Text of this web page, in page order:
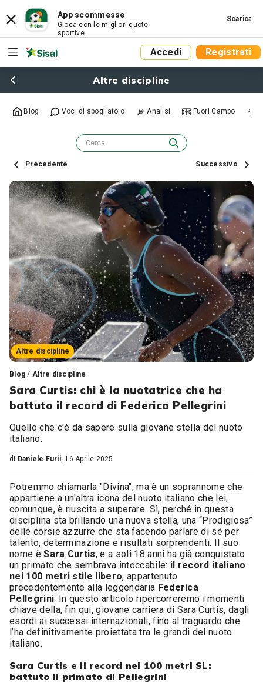
App scommesse
Gioca con le migliori quote
sportive.
Scarica
Accedi Registrati
Altre discipline
Blog Voci di spogliatoio Analisi Fuori Campo
Precedente Successivo
Altre discipline
Blog / Altre discipline
Sara Curtis: chi è la nuotatrice che ha
battuto il record di Federica Pellegrini
Quello che c'è da sapere sulla giovane stella del nuoto
italiano.
di Daniele Furii, 16 Aprile 2025
Potremmo chiamarla "Divina", ma è un soprannome che
appartiene a un'altra icona del nuoto italiano che lei,
comunque, è riuscita a superare. Sì, perché in questa
disciplina sta brillando una nuova stella, una “Prodigiosa”
delle corsie azzurre che sta facendo parlare di sé per
talento, determinazione e risultati sorprendenti. Il suo
nome èSara Curtis, e a soli 18 anni ha già conquistato
un primato che sembrava intoccabile: il record italiano
nei 100 metri stile libero, appartenuto
precedentemente alla leggendaria Federica
Pellegrini. In questo articolo ripercorreremo i momenti
chiave della, fin qui, giovane carriera di Sara Curtis, dagli
esordi ai successi internazionali, fino al traguardo che
l’ha definitivamente proiettata tra le grandi del nuoto
italiano.
Sara Curtis e il record nei 100 metri SL:
battuto il primato di Pellegrini